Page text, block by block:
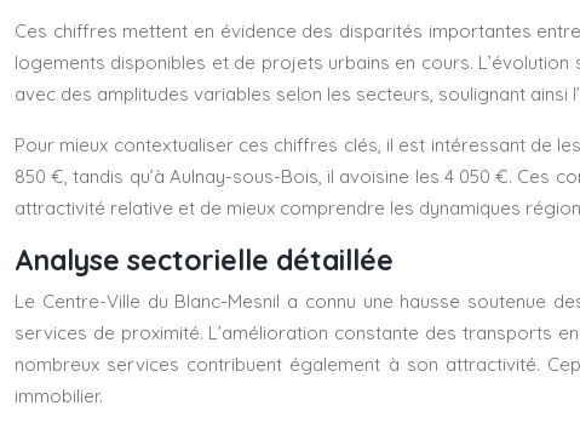
Ces chiffres mettent en évidence des disparités importantes
logements disponibles et de projets urbains en cours.
avec des amplitudes variables selon les secteurs, soulignant ainsi
Pour mieux contextualiser ces chiffres clés, il est intéressant de
850 €, tandis qu’à Aulnay-sous-Bois, il avoisine les 4 050 €. Ces
attractivité relative et de mieux comprendre les dynamiques
Analyse sectorielle détaillée
Le Centre-Ville du Blanc-Mesnil a connu une hausse soutenue
services de proximité. L’amélioration constante des transports
nombreux services contribuent également à son attractivité.
immobilier.